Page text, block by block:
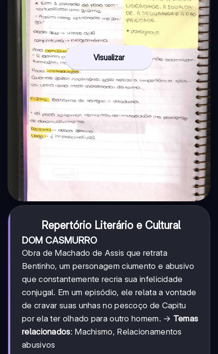
Visualizar
Repertório Literário e Cultural
DOM CASMURRO
Obra de Machado de Assis que retrata
Bentinho, um personagem ciumento e abusivo
que constantemente recria sua infelicidade
conjugal. Em um episódio, ele relata a vontade
de cravar suas unhas no pescoço de Capitu
por ela ter olhado para outro homem. → Temas
relacionados: Machismo, Relacionamentos
abusivos